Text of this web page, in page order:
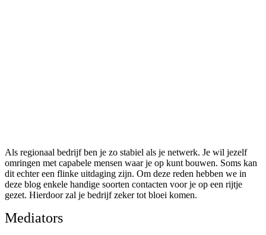
Als regionaal bedrijf ben je zo stabiel als je netwerk. Je wil jezelf
omringen met capabele mensen waar je op kunt bouwen. Soms kan
dit echter een flinke uitdaging zijn. Om deze reden hebben we in
deze blog enkele handige soorten contacten voor je op een rijtje
gezet. Hierdoor zal je bedrijf zeker tot bloei komen.
Mediators